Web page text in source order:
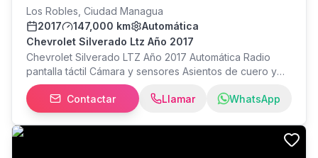
Los Robles, Ciudad Managua
2017
147,000 km
Automática
Chevrolet Silverado Ltz Año 2017
Chevrolet Silverado LTZ Año 2017 Automática Radio
pantalla táctil Cámara y sensores Asientos de cuero y
eléctricos Sunroof Motor 5.3 8 cilindros 4x4 $32,000
Consulta mayor información a mi WhatsApp
Contactar Llamar WhatsApp